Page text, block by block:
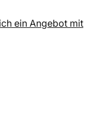
ein Angebot mit